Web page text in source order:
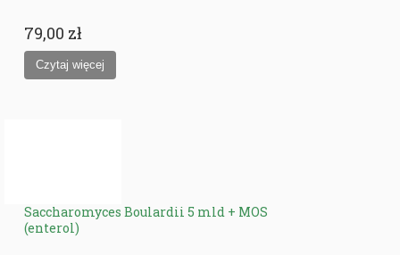
79,00 zł
Saccharomyces Boulardii 5 mld + MOS
(enterol)